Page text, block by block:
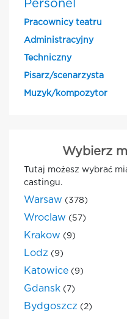
Personel
Pracownicy teatru
Administracyjny
Techniczny
Pisarz/scenarzysta
Muzyk/kompozytor
Wybierz
Tutaj możesz wybrać
castingu.
Warsaw (378)
Wroclaw (57)
Krakow (9)
Lodz (9)
Katowice (9)
Gdansk (7)
Bydgoszcz (2)